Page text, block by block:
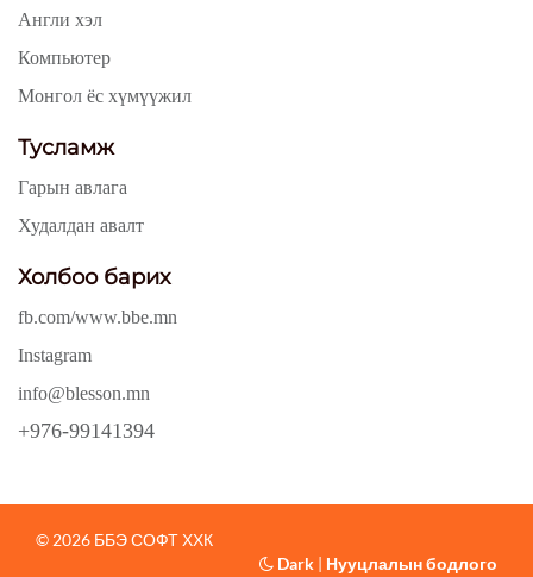
Англи хэл
Компьютер
Монгол ёс хүмүүжил
Тусламж
Гарын авлага
Худалдан авалт
Холбоо барих
fb.com/www.bbe.mn
Instagram
info@blesson.mn
+976-99141394
© 2026 ББЭ СОФТ ХХК
Dark | Нууцлалын бодлого